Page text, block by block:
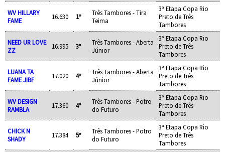
WV HILLARY
FAME
16.630 1º
Três Tambores - Tira
Teima
3ª Etapa Copa Rio
Preto de Três
Tambores
NEED UR LOVE
ZZ
16.995 3º
Três Tambores - Aberta
Júnior
3ª Etapa Copa Rio
Preto de Três
Tambores
LUANA TA
FAME JIBF
17.020 4º
Três Tambores - Aberta
Júnior
3ª Etapa Copa Rio
Preto de Três
Tambores
WV DESIGN
RAMBLA
17.360 4º
Três Tambores - Potro
do Futuro
3ª Etapa Copa Rio
Preto de Três
Tambores
CHICK N
SHADY
17.384 5º
Três Tambores - Potro
do Futuro
3ª Etapa Copa Rio
Preto de Três
Tambores